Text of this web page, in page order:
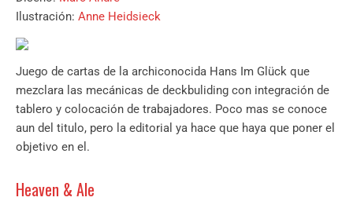
Ilustración: Anne Heidsieck
Juego de cartas de la archiconocida Hans Im Glück que
mezclara las mecánicas de deckbuliding con integración de
tablero y colocación de trabajadores. Poco mas se conoce
aun del titulo, pero la editorial ya hace que haya que poner el
objetivo en el.
Heaven & Ale